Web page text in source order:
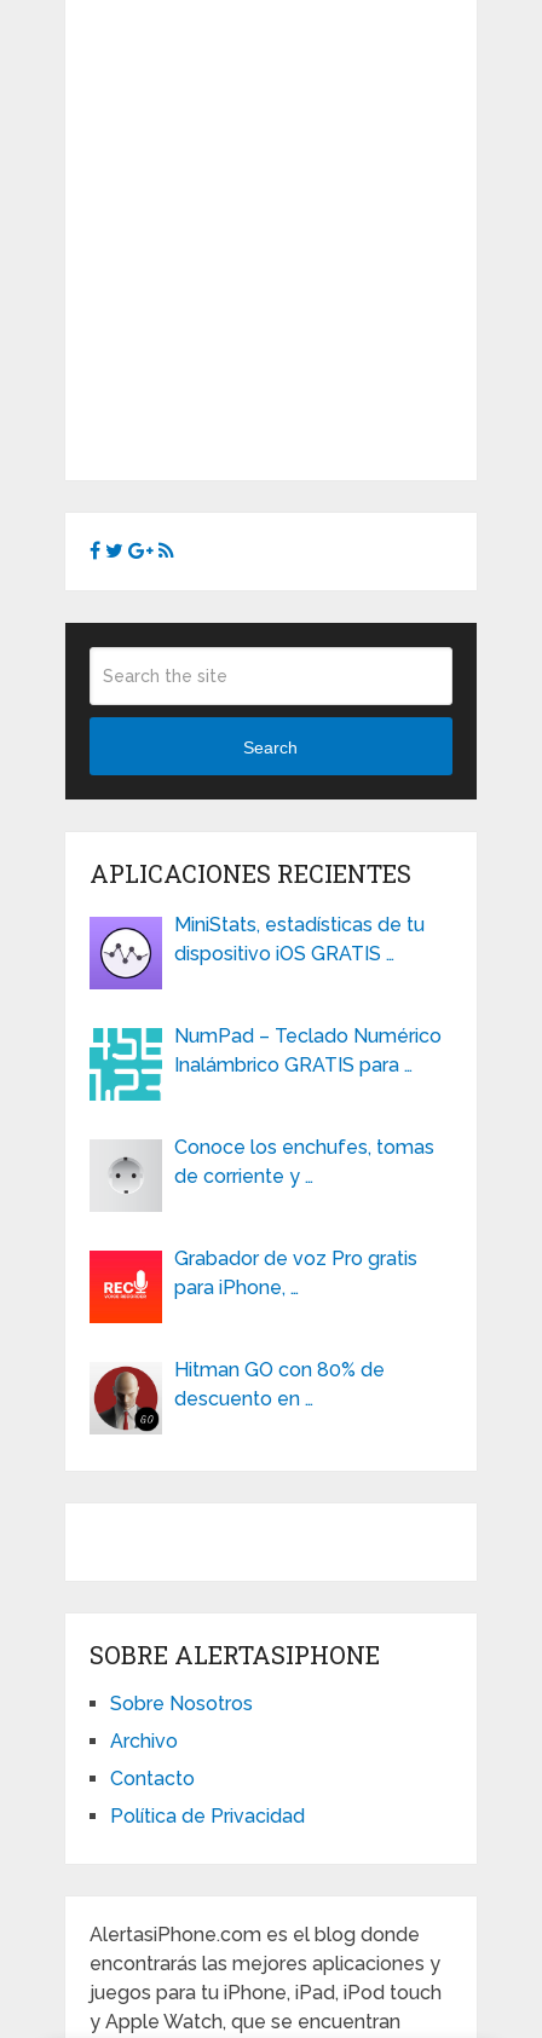
Search
APLICACIONES RECIENTES
MiniStats, estadísticas de tu
dispositivo iOS GRATIS …
NumPad – Teclado Numérico
Inalámbrico GRATIS para …
Conoce los enchufes, tomas
de corriente y …
Grabador de voz Pro gratis
para iPhone, …
Hitman GO con 80% de
descuento en …
SOBRE ALERTASIPHONE
Sobre Nosotros
Archivo
Contacto
Política de Privacidad
AlertasiPhone.com es el blog donde
encontrarás las mejores aplicaciones y
juegos para tu iPhone, iPad, iPod touch
y Apple Watch, que se encuentran